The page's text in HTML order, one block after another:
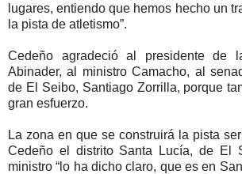
lugares, entiendo que hemos hecho un
la pista de atletismo”.
Cedeño agradeció al presidente de
Abinader, al ministro Camacho, al
de El Seibo, Santiago Zorrilla, porque
gran esfuerzo.
La zona en que se construirá la pista
Cedeño el distrito Santa Lucía, de El
ministro “lo ha dicho claro, que es en